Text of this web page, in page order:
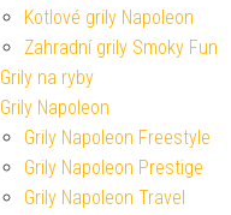
Kotlové grily Napoleon
Zahradní grily Smoky Fun
Grily na ryby
Grily Napoleon
Grily Napoleon Freestyle
Grily Napoleon Prestige
Grily Napoleon Travel